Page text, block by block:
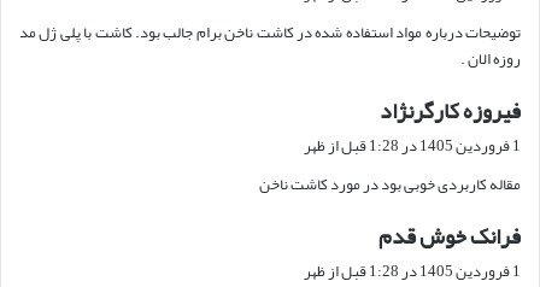
:
توضیحات درباره مواد استفاده شده در کاشت ناخن برام جالب بود. کاشت با پلی ژل مد
روزه الان .
فیروزه کارگرنژاد
ف
:
1 فروردین 1405 در 1:28 قبل از ظهر
مقاله کاربردی خوبی بود در مورد کاشت ناخن
فرانک خوش قدم
ف
1 فروردین 1405 در 1:28 قبل از ظهر